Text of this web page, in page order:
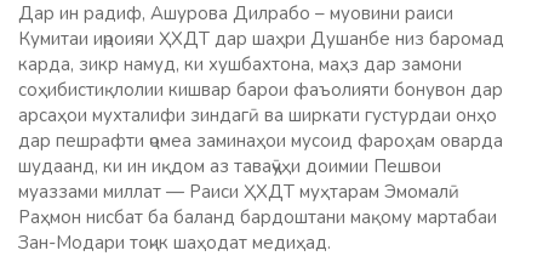
Дар ин радиф, Ашурова Дилрабо – муовини раиси
Кумитаи иҷроияи ҲХДТ дар шаҳри Душанбе низ баромад
карда, зикр намуд, ки хушбахтона, маҳз дар замони
соҳибистиқлолии кишвар барои фаъолияти бонувон дар
арсаҳои мухталифи зиндагӣ ва ширкати густурдаи онҳо
дар пешрафти ҷомеа заминаҳои мусоид фароҳам оварда
шудаанд, ки ин иқдом аз таваҷҷӯҳи доимии Пешвои
муаззами миллат — Раиси ҲХДТ муҳтарам Эмомалӣ
Раҳмон нисбат ба баланд бардоштани мақому мартабаи
Зан-Модари тоҷик шаҳодат медиҳад.